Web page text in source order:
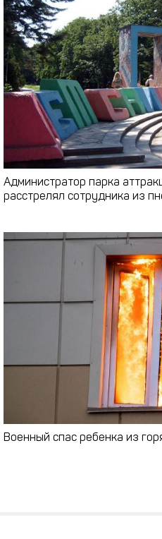
Администратор парка
расстрелял сотрудника из
Военный спас ребенка из